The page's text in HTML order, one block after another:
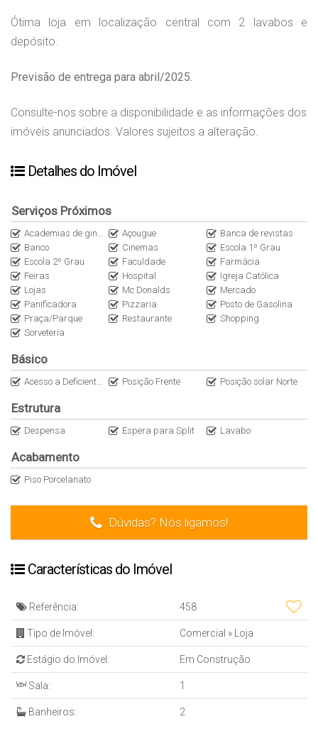
Ótima loja em localização central com 2 lavabos e
depósito.
Previsão de entrega para abril/2025.
Consulte-nos sobre a disponibilidade e as informações dos
imóveis anunciados. Valores sujeitos a alteração.
Detalhes do Imóvel
Serviços Próximos
Academias de ginástica Açougue
Banca de revistas
Banco
Cinemas
Escola 1º Grau
Escola 2º Grau
Faculdade
Farmácia
Feiras
Hospital
Igreja Católica
Lojas
Mc Donalds
Mercado
Panificadora
Pizzaria
Posto de Gasolina
Praça/Parque
Restaurante
Shopping
Sorveteria
Básico
Acesso a Deficientes Posição Frente Posição solar Norte
Estrutura
Despensa Espera para Split Lavabo
Acabamento
Piso Porcelanato
Dúvidas? Nós ligamos!
Características do Imóvel
Referência: 458
Tipo de Imóvel: Comercial » Loja
Estágio do Imóvel: Em Construção
Sala: 1
Banheiros: 2